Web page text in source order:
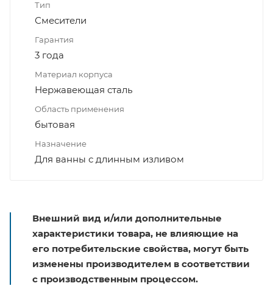
Тип
Смесители
Гарантия
3 года
Материал корпуса
Нержавеющая сталь
Область применения
бытовая
Назначение
Для ванны с длинным изливом
Внешний вид и/или дополнительные
характеристики товара, не влияющие на
его потребительские свойства, могут быть
изменены производителем в соответствии
с производственным процессом.